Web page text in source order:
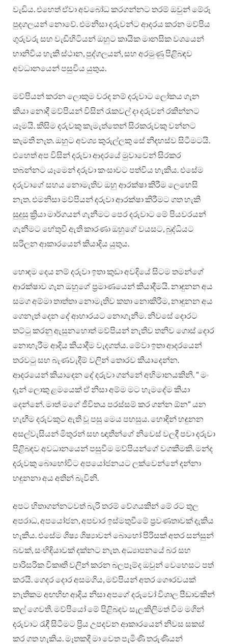
වැඩිය. එහෙත් ඒවා අවබෝධ කරගන්නට තරම් ඔවුන් මේරූ
පුදගලයන් නොවේ. එමනිසා දරුවන්ට ආදරය කරන මව්පිය
ගුරුවරු සහ වැඩිහිටියන් ඔහුට කායික මානසික වශයෙන්
හානිවිය හැකි ස්ථාන, පුද්ගලයන්, සහ අරමුණු පිළිබඳව
අවධානයෙන් පසුවිය යුතුය.
මව්පියන් කරන ලොකුම වරද නම් දරුවාට ලෝකය ගැන
කියා නොදී මව්පියන් විසින් රැකවල් දා දරුවන් රකින්නට
යෑමයි. කිසිම දරුවකු කැමැත්තෙන් සිරකරුවකු වන්නට
කැමති නැත. ඔහුට අවශ්‍ය කුරුල්ලකු සේ නිදහස්ව සිටීමටයි.
එහෙත් අප විසින් දරුවා ආදරයේ මුවාවෙන් සිරකර
තබන්නට යෑමෙන් දරුවා කංසාවට පත්විය හැකිය. එසේම
දරුවාගේ සහය නොමැතිව ඔහු ආරක්ෂා කිරීම ලෙහෙසි
නැත. එමනිසා මව්පියන් දරුවා ආරක්ෂා කිරීමට ගත හැකි
සුදුසු ක්‍රියා මාර්ගයන් ගැනීමට පෙර දරුවාට මේ පියවරයන්
ගැනීමට හේතුවී ඇති කාරණා ඔහුගේ වයසට, බුද්ධියට
සරිලන ආකාරයෙන් කියාදිය යුතුය.
හොඳම දෙය නම් දරුවා ඉතා කුඩා අවදියේ සිටම තමන්ගේ
ආරක්ෂාව ගැන ඔහුගේ ප්‍රමාණයෙන් කියාදීමයි. නාඳුනන අය
සමග අම්මා තාත්තා නොමැතිව කතා නොකිරීම, නාඳුනන අය
ගෙනැත් දෙන දේ ආහාරයට නොගැනීම. නිවසේ දොරට
තට්ටු කරනු ඇසුනහොත් මව්පියන් නැතිව තනිව ගොස් දොර
නොහැරීම ආදිය කියාදීම වැදගත්ය. මේවා ඉතා ආදරයෙන්
තරවටු සහ බැණවැදීම් වලින් තොරව කියාදෙන්න.
ආදරයෙන් කියාදෙන දේ දරුවා ගන්නේ අභිමානයකිනි. “ මං
දැන් ලොකු ළමයෙක් ඒ නිසා අම්ම මට හැමදේම කියා
දෙන්නේ. මාත් මගේ ජීවිතය පරස්සම් කර ගන්න ඕන“ යන
හැඟීම දරුවකුට ඇති වූ පසු මෙය පහසුය. හොඳින් හඳුනන
අසල්වැසියන් මිතුරන් සහ ඥාතීන්ගේ නිවෙස් වලදී පවා දරුවා
පිළිබඳව අවධානයෙන් පසුවීම මව්පියන්ගේ වගකීමකි. මන්ද
දරුවකු බොහෝවිට අපයෝජනයට ලක්වෙන්නේ දන්නා
හඳුනනා අය අතින් බැවිනි.
අපට හිතාගන්නටවත් බැරි තරම් වේගයකින් මේ රට තුල
අපරාධ, අපයෝජන, අපචාර ඉස්මතුවීමේ ප්‍රවණතාවක් දැකිය
හැකිය. එසේම ශිෂ්‍ය ශිෂ්‍යාවන් බොහෝ පිරිසක් අතර සන්සුන්
බවක්, සංහිඳියාවක් දක්නට නැත. අධ්‍යාපනයේ බර සහ
පාරිසරික විකෘති වලින් කරන බලපෑම්ද ඔවුන් වෙහෙසට පත්
කරයි. ගෙදර දොර අසමගිය, මව්පියන් අතර ගෞරවයක්
නැතිකම අඟහිඟ ආදිය නිසා අපගේ දරුවෝ විශාල පීඩාවකින්
කල් ගෙවති. මව්පියෝ මේ පිළිබදව සැලකිලිමත් වීම මගින්
දරුවාට රැඳී සිටීමට ප්‍රිය උපදවන ආකාරයෙන් නිවස සකස්
කර ගත හැකිය. මෑතකදී මා වෙත පැමිණි තරුණියන්